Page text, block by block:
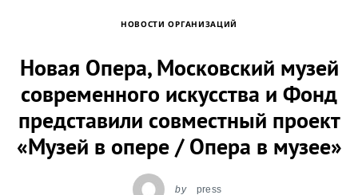
НОВОСТИ ОРГАНИЗАЦИЙ
Новая Опера, Московский музей
современного искусства и Фонд
представили совместный проект
«Музей в опере / Опера в музее»
by press